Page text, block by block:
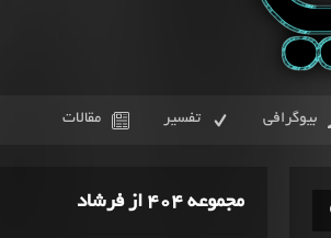
بیوگرافی تفسیر مقالات
مجموعه 404 از فرشاد